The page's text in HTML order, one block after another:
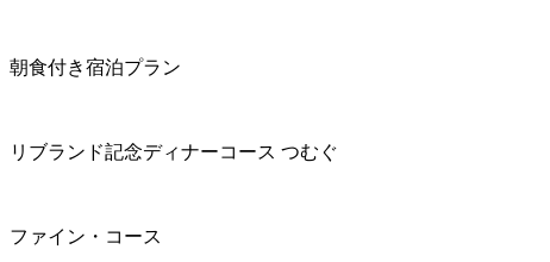
朝食付き宿泊プラン
リブランド記念ディナーコース つむぐ
ファイン・コース